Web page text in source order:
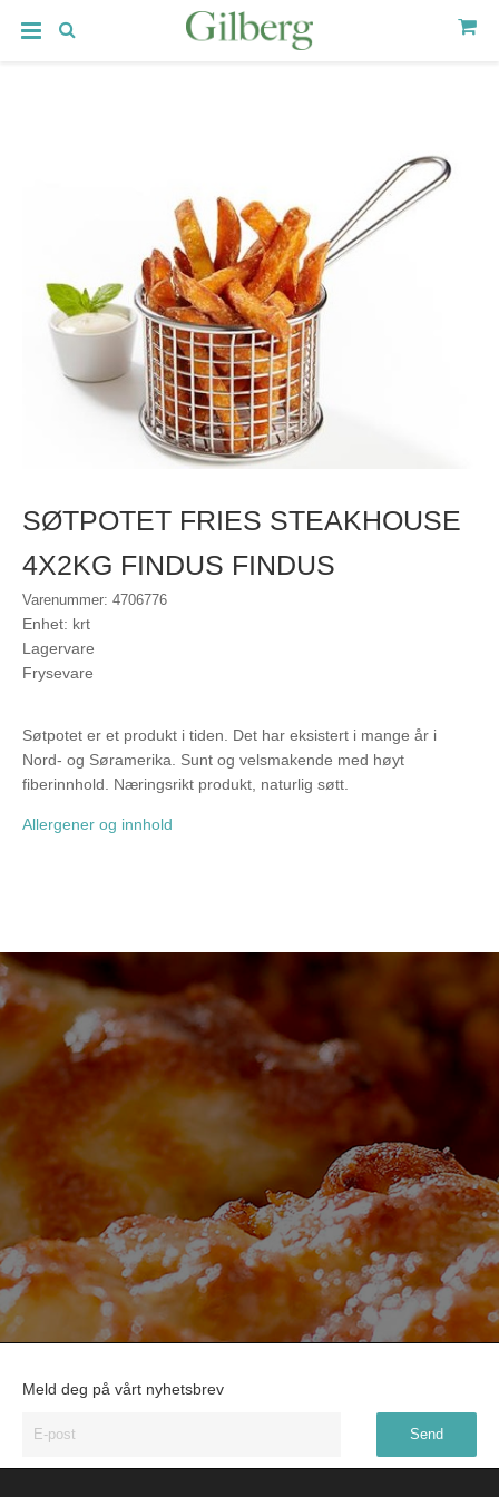
SØTPOTET FRIES STEAKHOUSE
4X2KG FINDUS FINDUS
Varenummer: 4706776
Enhet: krt
Lagervare
Frysevare
Søtpotet er et produkt i tiden. Det har eksistert i mange år i
Nord- og Søramerika. Sunt og velsmakende med høyt
fiberinnhold. Næringsrikt produkt, naturlig søtt.
Allergener og innhold
Meld deg på vårt nyhetsbrev